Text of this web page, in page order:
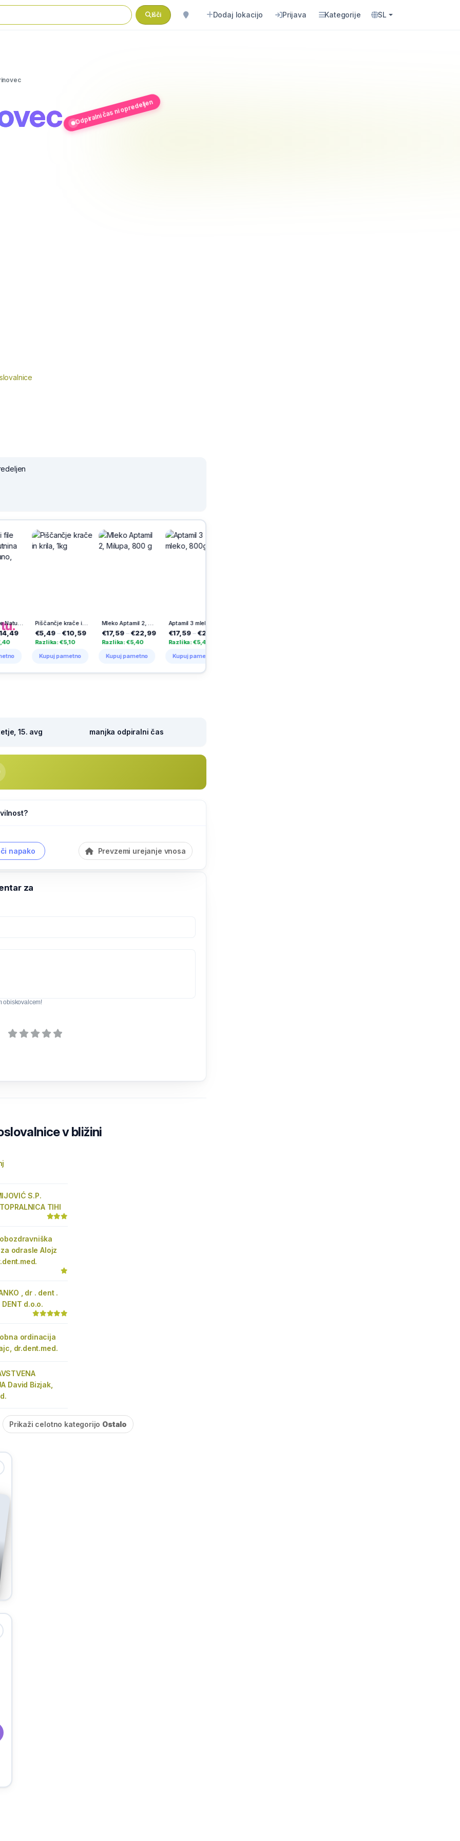
Išči Dodaj lokacijo Prijava Kategorije SL
Odpiralni čas ni opredeljen
Piščančji file Natur, Perutnina Ptuj, pakirano, 800 g, IK Piščančje krače in krila, 1kg
€5,49– €10,59
Razlika: €5,10
Kupuj pametno
Mleko Aptamil 2, Milupa, 800 g
€17,59–€22,99
Razlika: €5,40
Kupuj pametno
Aptamil 3 mleko, 800g
€17,59–€22,99
Razlika: €5,40
Kupuj pametno
15. avg manjka odpiralni čas
napako Prevzemi urejanje vnosa
za
obiskovalcem!
v bližini
S.P.
TIHI
odrasle Alojz
, dr . dent .
DENT d.o.o.
ordinacija
dr.dent.med.
David Bizjak,
Prikaži celotno kategorijo Ostalo